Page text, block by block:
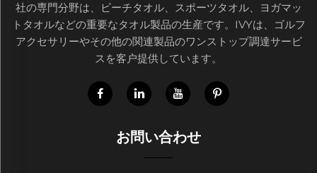
社の専門分野は、ビーチタオル、スポーツタオル、ヨガマッ
トタオルなどの重要なタオル製品の生産です。IVYは、ゴルフ
アクセサリーやその他の関連製品のワンストップ調達サービ
スを客户提供しています。
お問い合わせ